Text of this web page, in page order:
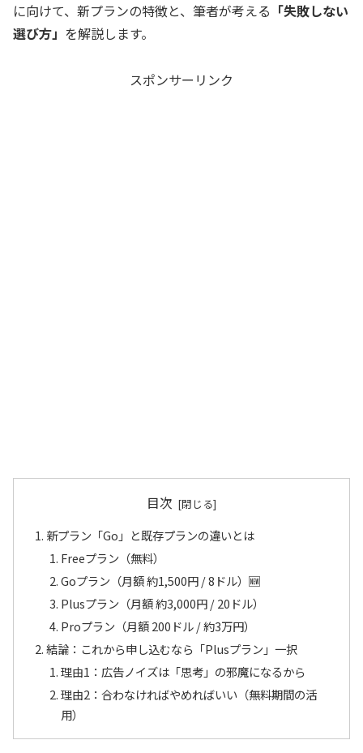
に向けて、新プランの特徴と、筆者が考える 「失敗しない
選び方」 を解説します。
スポンサーリンク
目次
新プラン「Go」と既存プランの違いとは
Freeプラン（無料）
Goプラン（月額 約1,500円 / 8ドル）🆕
Plusプラン（月額 約3,000円 / 20ドル）
Proプラン（月額 200ドル / 約3万円）
結論：これから申し込むなら「Plusプラン」一択
理由1：広告ノイズは「思考」の邪魔になるから
理由2：合わなければやめればいい（無料期間の活
用）